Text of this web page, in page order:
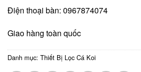
Điện thoại bàn: 0967874074
Giao hàng toàn quốc
Danh mục: Thiết Bị Lọc Cá Koi